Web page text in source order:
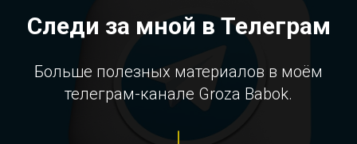
Следи за мной в Телеграм
Больше полезных материалов в моём
телеграм-канале Groza Babok.